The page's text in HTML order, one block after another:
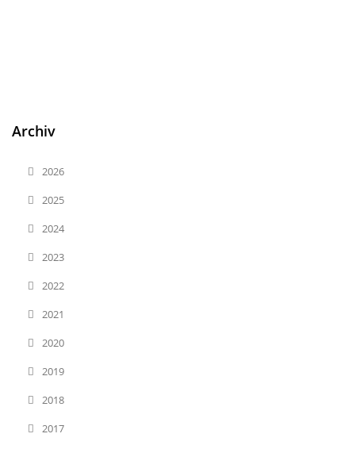
Archiv
2026
2025
2024
2023
2022
2021
2020
2019
2018
2017